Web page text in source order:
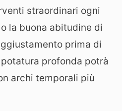
straordinari ogni
la buona abitudine di
prima di
profonda potrà
archi temporali più